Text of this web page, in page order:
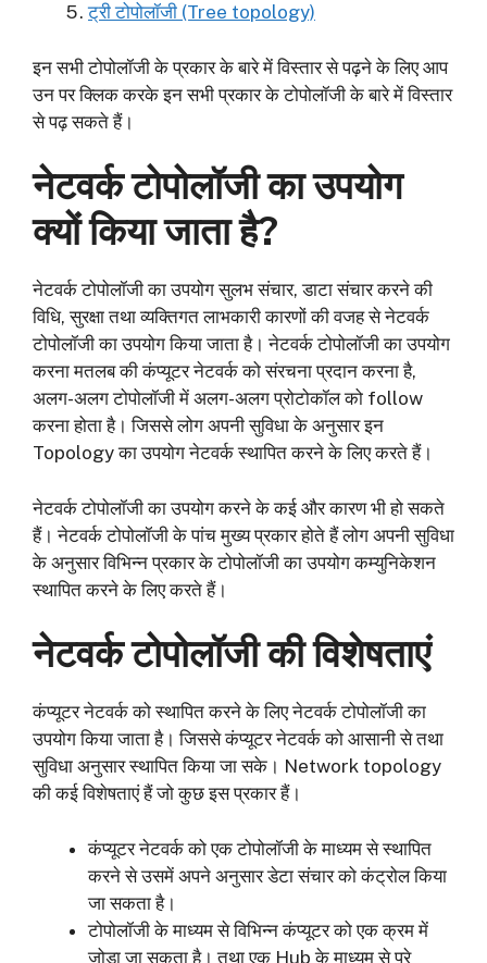
ट्री टोपोलॉजी (Tree topology)
इन सभी टोपोलॉजी के प्रकार के बारे में विस्तार से पढ़ने के लिए आप
उन पर क्लिक करके इन सभी प्रकार के टोपोलॉजी के बारे में विस्तार
से पढ़ सकते हैं।
नेटवर्क टोपोलॉजी का उपयोग
क्यों किया जाता है?
नेटवर्क टोपोलॉजी का उपयोग सुलभ संचार, डाटा संचार करने की
विधि, सुरक्षा तथा व्यक्तिगत लाभकारी कारणों की वजह से नेटवर्क
टोपोलॉजी का उपयोग किया जाता है। नेटवर्क टोपोलॉजी का उपयोग
करना मतलब की कंप्यूटर नेटवर्क को संरचना प्रदान करना है,
अलग-अलग टोपोलॉजी में अलग-अलग प्रोटोकॉल को follow
करना होता है। जिससे लोग अपनी सुविधा के अनुसार इन
Topology का उपयोग नेटवर्क स्थापित करने के लिए करते हैं।
नेटवर्क टोपोलॉजी का उपयोग करने के कई और कारण भी हो सकते
हैं। नेटवर्क टोपोलॉजी के पांच मुख्य प्रकार होते हैं लोग अपनी सुविधा
के अनुसार विभिन्न प्रकार के टोपोलॉजी का उपयोग कम्युनिकेशन
स्थापित करने के लिए करते हैं।
नेटवर्क टोपोलॉजी की विशेषताएं
कंप्यूटर नेटवर्क को स्थापित करने के लिए नेटवर्क टोपोलॉजी का
उपयोग किया जाता है। जिससे कंप्यूटर नेटवर्क को आसानी से तथा
सुविधा अनुसार स्थापित किया जा सके। Network topology
की कई विशेषताएं हैं जो कुछ इस प्रकार हैं।
कंप्यूटर नेटवर्क को एक टोपोलॉजी के माध्यम से स्थापित
करने से उसमें अपने अनुसार डेटा संचार को कंट्रोल किया
जा सकता है।
टोपोलॉजी के माध्यम से विभिन्न कंप्यूटर को एक क्रम में
जोड़ा जा सकता है। तथा एक Hub के माध्यम से पूरे